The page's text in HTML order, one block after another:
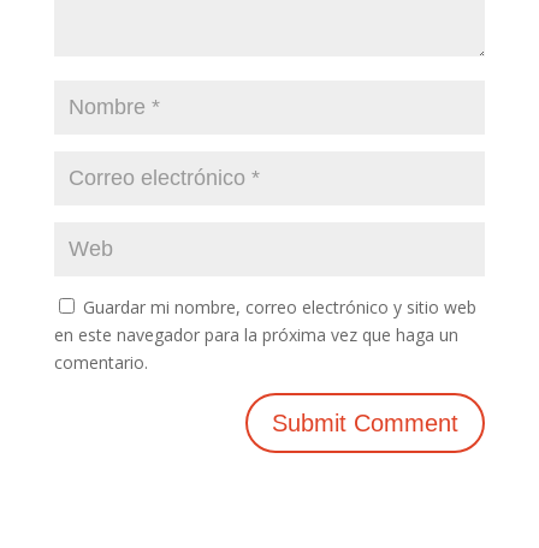
Guardar mi nombre, correo electrónico y sitio web
en este navegador para la próxima vez que haga un
comentario.